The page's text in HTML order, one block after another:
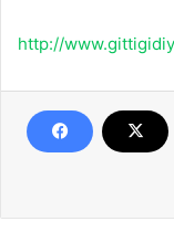
http://